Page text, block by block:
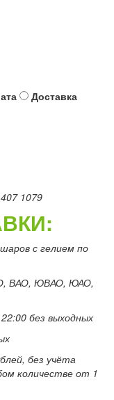
Доставка
1079
с гелием по
ВАО, ЮВАО, ЮАО,
без выходных
без учёта
количестве от 1